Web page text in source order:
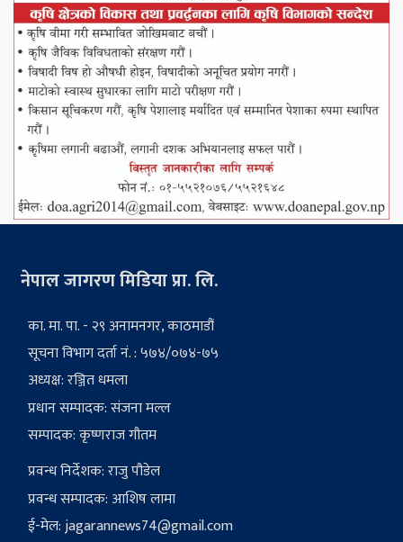
नेपाल जागरण मिडिया प्रा. लि.
का. मा. पा. - २९ अनामनगर, काठमाडौं
सूचना विभाग दर्ता नं. : ५७४/०७४-७५
अध्यक्ष: रञ्जित धमला
प्रधान सम्पादक: संजना मल्ल
सम्पादक: कृष्णराज गौतम
प्रवन्ध निर्देशक: राजु पौडेल
प्रवन्ध सम्पादक: आशिष लामा
ई-मेल:jagarannews74@gmail.com